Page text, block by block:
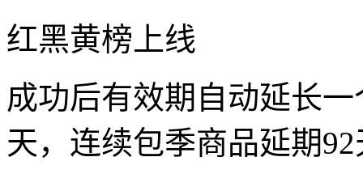
红黑黄榜上线
成功后有效期自动延长
天，连续包季商品延期